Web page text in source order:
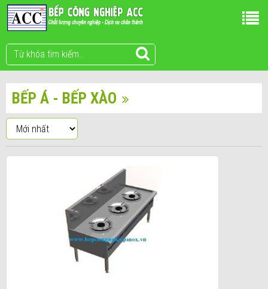
BẾP Á - BẾP XÀO